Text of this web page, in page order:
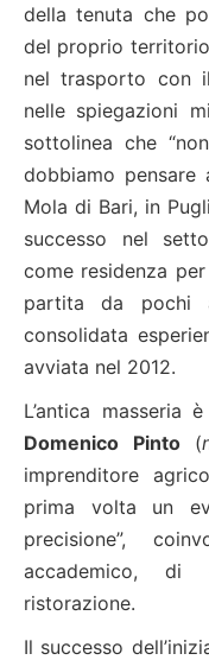
della tenuta che
del proprio
nel trasporto con
nelle spiegazioni
sottolinea che
dobbiamo pensare
Mola di Bari, in
successo nel
come residenza
partita da pochi
consolidata
avviata nel 2012.
L’antica
Domenico Pinto(
imprenditore
prima volta un
precisione”,
accademico, di
ristorazione.
Il successo